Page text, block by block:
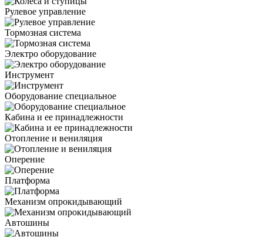
Рулевое управление
Тормозная система
Электро оборудование
Инструмент
Оборудование специальное
Кабина и ее принадлежности
Отопление и вениляция
Оперение
Платформа
Механизм опрокидывающий
Автошины